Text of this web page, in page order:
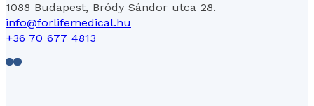
1088 Budapest, Bródy Sándor utca 28.
info@forlifemedical.hu
+36 70 677 4813
Follow us on Facebook
Follow us on LinkedIn